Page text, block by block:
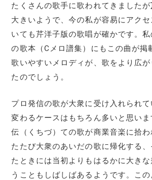
たくさんの歌手に歌われてきましたが
大きいようで、今の私が容易にアク
いても芹洋子版の歌唱が確かです。
の歌本（Cメロ譜集）にもこの曲が掲
歌いやすいメロディが、歌をより広
たのでしょう。
プロ発信の歌が大衆に受け入れられ
変わるケースはもちろん多いと思い
伝（くちづ）ての歌が商業音楽に拾
たたび大衆のあいだの歌に帰化する
たときには当初よりもはるかに大き
うこともしばしばあるようです。こ